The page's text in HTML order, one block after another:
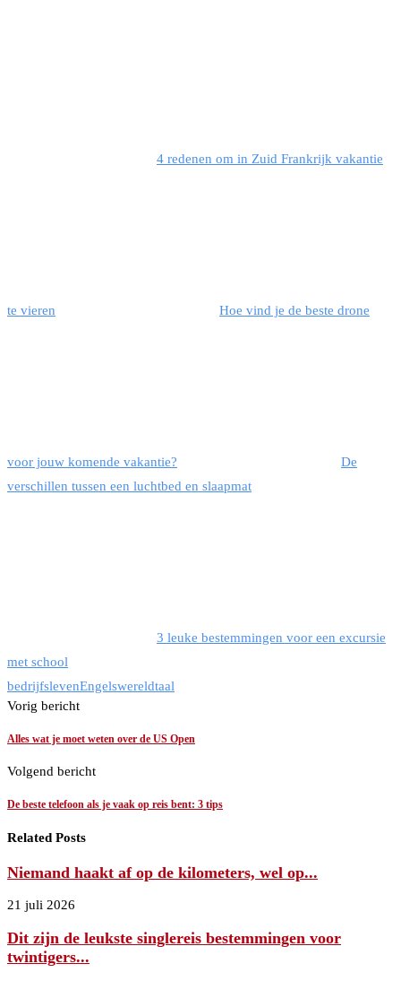
4 redenen om in Zuid Frankrijk vakantie
te vieren Hoe vind je de beste drone
voor jouw komende vakantie?
De
verschillen tussen een luchtbed en slaapmat
3 leuke bestemmingen voor een excursie
met school
bedrijfslevenEngelswereldtaal
Vorig bericht
Alles wat je moet weten over de US Open
Volgend bericht
De beste telefoon als je vaak op reis bent: 3 tips
Related Posts
Niemand haakt af op de kilometers, wel op...
21 juli 2026
Dit zijn de leukste singlereis bestemmingen voor
twintigers...